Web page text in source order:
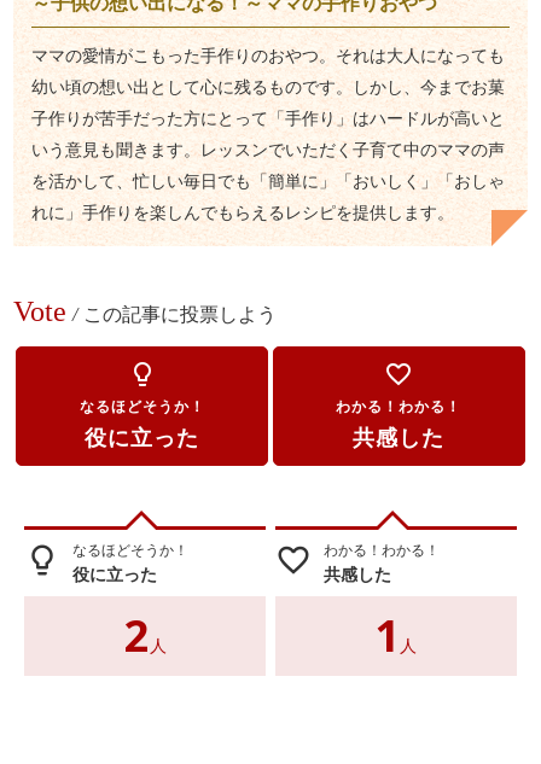
ママの愛情がこもった手作りのおやつ。それは大人になっても
幼い頃の想い出として心に残るものです。しかし、今までお菓
子作りが苦手だった方にとって「手作り」はハードルが高いと
いう意見も聞きます。レッスンでいただく子育て中のママの声
を活かして、忙しい毎日でも「簡単に」「おいしく」「おしゃ
れに」手作りを楽しんでもらえるレシピを提供します。
Vote / この記事に投票しよう
lightbulb_outline
なるほどそうか！
役に立った
favorite_border
わかる！わかる！
共感した
lightbulb_outline なるほどそうか！
役に立った
2 人
favorite_border わかる！わかる！
共感した
1 人